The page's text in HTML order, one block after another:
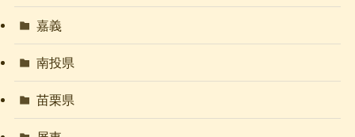
嘉義
南投県
苗栗県